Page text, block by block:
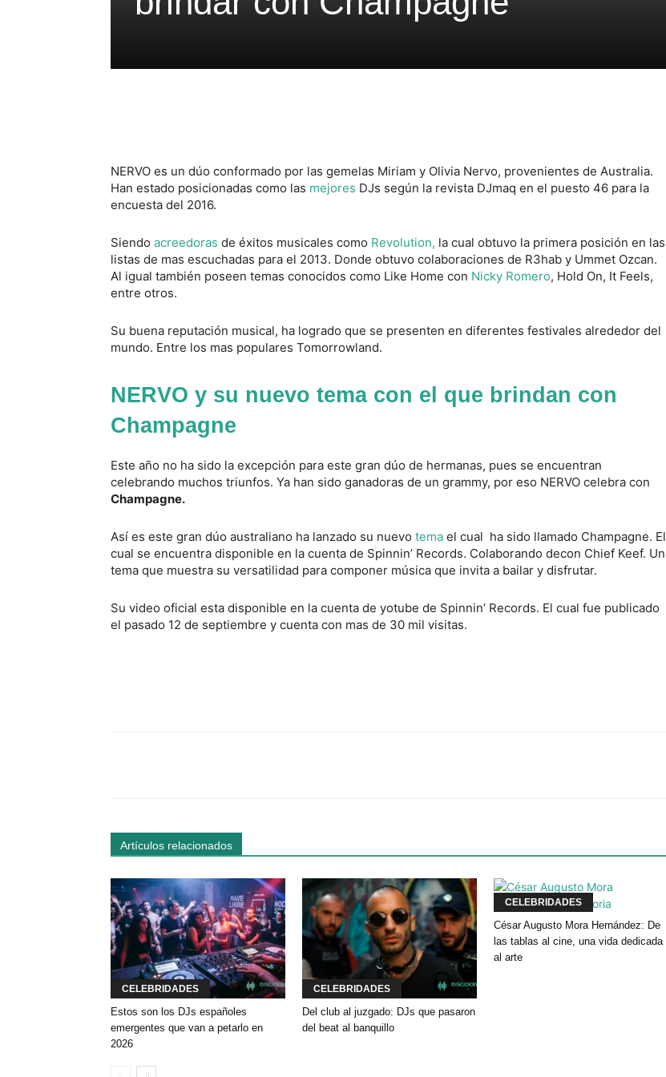
NERVO es un dúo conformado por las gemelas Miriam y Olivia Nervo, provenientes de Australia.
Han estado posicionadas como las mejores DJs según la revista DJmaq en el puesto 46 para la
encuesta del 2016.
Siendo acreedoras de éxitos musicales como Revolution, la cual obtuvo la primera posición en las
listas de mas escuchadas para el 2013. Donde obtuvo colaboraciones de R3hab y Ummet Ozcan.
Al igual también poseen temas conocidos como Like Home con Nicky Romero, Hold On, It Feels,
entre otros.
Su buena reputación musical, ha logrado que se presenten en diferentes festivales alrededor del
mundo. Entre los mas populares Tomorrowland.
NERVO y su nuevo tema con el que brindan con
Champagne
Este año no ha sido la excepción para este gran dúo de hermanas, pues se encuentran
celebrando muchos triunfos. Ya han sido ganadoras de un grammy, por eso NERVO celebra con
Champagne.
Así es este gran dúo australiano ha lanzado su nuevo tema el cual ha sido llamado Champagne. El
cual se encuentra disponible en la cuenta de Spinnin’ Records. Colaborando decon Chief Keef. Un
tema que muestra su versatilidad para componer música que invita a bailar y disfrutar.
Su video oficial esta disponible en la cuenta de yotube de Spinnin’ Records. El cual fue publicado
el pasado 12 de septiembre y cuenta con mas de 30 mil visitas.
Artículos relacionados
CELEBRIDADES
Estos son los DJs españoles
emergentes que van a petarlo en
2026
CELEBRIDADES
Del club al juzgado: DJs que pasaron
del beat al banquillo
CELEBRIDADES
César Augusto Mora Hernández: De
las tablas al cine, una vida dedicada
al arte